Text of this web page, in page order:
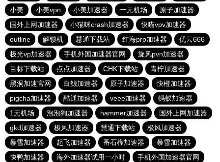
小美
小美vpn 小美加速器 一元机场
原子加速器
国外上网加速器
小猫咪crash加速器
快喵vpv加速器
outline
解锁机 慧通下载站 红海pro加速器
优云666
极光vp加速器
手机外国加速器官网
旋风pvn加速器
目标下载站
点点加速器 CHK下载站
青柠加速器
黑洞加速官网
白鲸加速器 原子加速器
快橙加速器
pigcha加速器
酷通加速器 veee加速器
蚂蚁加速器
1元机场
泡泡狗加速器 hammer加速器
国外上网加速器
gkd加速器
极风加速器 慧通下载站
极风加速器
暴雪加速器
起飞加速器 番石榴加速器
暴雪加速器
快鸭加速器
海外加速器试用一小时 手机外国加速器官网